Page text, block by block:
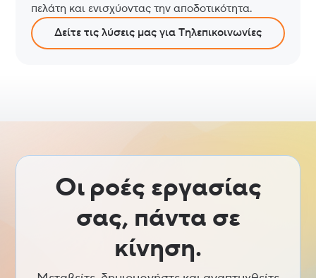
πελάτη και ενισχύοντας την αποδοτικότητα.
Δείτε τις λύσεις μας για Tηλεπικοινωνίες
Οι ροές εργασίας
σας, πάντα σε
κίνηση.